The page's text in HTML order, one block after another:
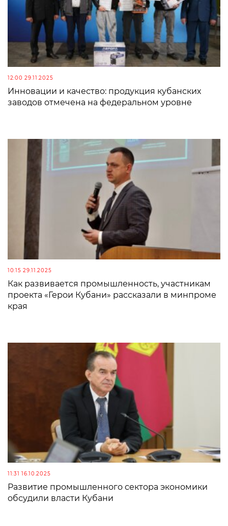
12:00 29.11.2025
Инновации и качество: продукция кубанских
заводов отмечена на федеральном уровне
10:15 29.11.2025
Как развивается промышленность, участникам
проекта «Герои Кубани» рассказали в минпроме
края
11:31 16.10.2025
Развитие промышленного сектора экономики
обсудили власти Кубани